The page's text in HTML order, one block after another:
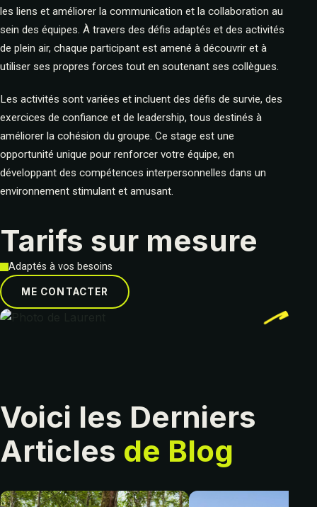
les liens et améliorer la communication et la collaboration au
sein des équipes. À travers des défis adaptés et des activités
de plein air, chaque participant est amené à découvrir et à
utiliser ses propres forces tout en soutenant ses collègues.
Les activités sont variées et incluent des défis de survie, des
exercices de confiance et de leadership, tous destinés à
améliorer la cohésion du groupe. Ce stage est une
opportunité unique pour renforcer votre équipe, en
développant des compétences interpersonnelles dans un
environnement stimulant et amusant.
Tarifs sur mesure
Adaptés à vos besoins
ME CONTACTER
Voici les Derniers
Articles de Blog